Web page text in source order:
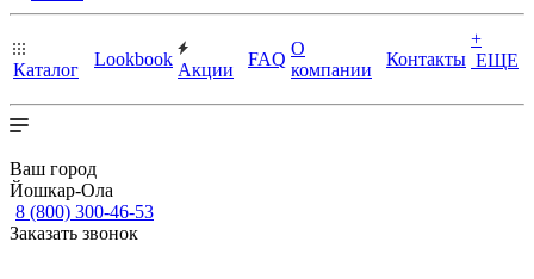
Каталог
Lookbook
Акции
FAQ
О
компании
Контакты
+
ЕЩЕ
Ваш город
Йошкар-Ола
8 (800) 300-46-53
Заказать звонок